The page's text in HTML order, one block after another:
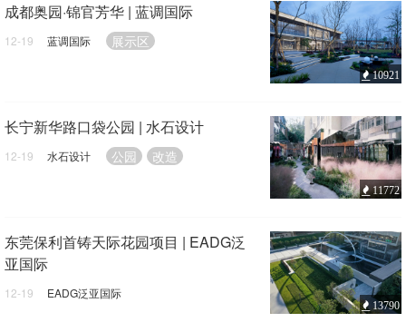
成都奥园·锦官芳华 | 蓝调国际
12-19 蓝调国际 展示区
10921
长宁新华路口袋公园 | 水石设计
12-19 水石设计 公园 改造
11772
东莞保利首铸天际花园项目 | EADG泛
亚国际
12-19 EADG泛亚国际
13790